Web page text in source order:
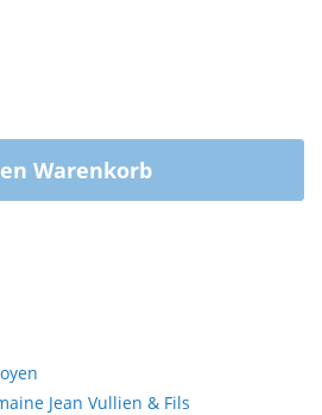
Warenkorb
Jean Vullien & Fils